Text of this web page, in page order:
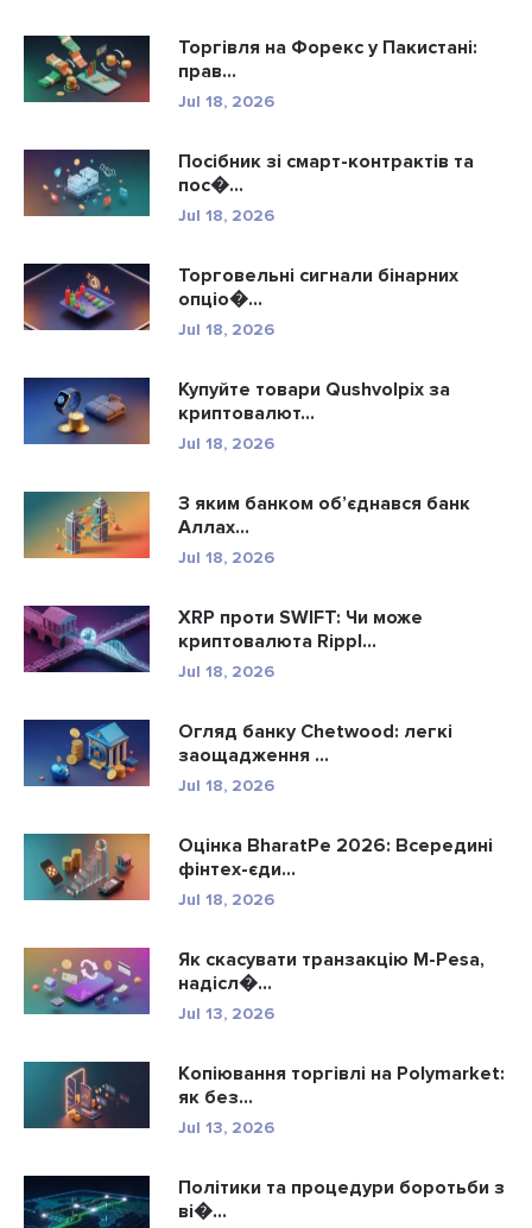
Торгівля на Форекс у Пакистані:
прав...
Jul 18, 2026
Посібник зі смарт-контрактів та
пос�...
Jul 18, 2026
Торговельні сигнали бінарних
опціо�...
Jul 18, 2026
Купуйте товари Qushvolpix за
криптовалют...
Jul 18, 2026
З яким банком об’єднався банк
Аллах...
Jul 18, 2026
XRP проти SWIFT: Чи може
криптовалюта Rippl...
Jul 18, 2026
Огляд банку Chetwood: легкі
заощадження ...
Jul 18, 2026
Оцінка BharatPe 2026: Всередині
фінтех-єди...
Jul 18, 2026
Як скасувати транзакцію M-Pesa,
надісл�...
Jul 13, 2026
Копіювання торгівлі на Polymarket:
як без...
Jul 13, 2026
Політики та процедури боротьби з
ві�...